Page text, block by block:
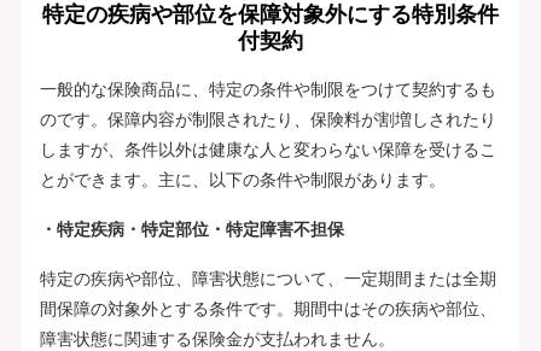
特定の疾病や部位を保障対象外にする特別条件
付契約
一般的な保険商品に、特定の条件や制限をつけて契約するも
のです。保障内容が制限されたり、保険料が割増しされたり
しますが、条件以外は健康な人と変わらない保障を受けるこ
とができます。主に、以下の条件や制限があります。
・特定疾病・特定部位・特定障害不担保
特定の疾病や部位、障害状態について、一定期間または全期
間保障の対象外とする条件です。期間中はその疾病や部位、
障害状態に関連する保険金が支払われません。